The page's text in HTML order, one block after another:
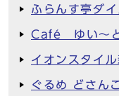
ふらんす亭ダ
Café ゆい～
イオンスタイ
ぐるめ どさん